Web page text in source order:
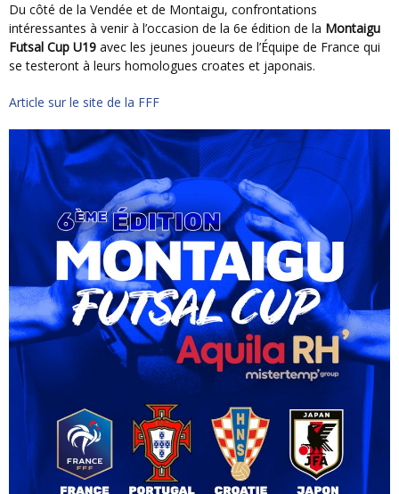
Du côté de la Vendée et de Montaigu, confrontations
intéressantes à venir à l’occasion de la 6e édition de la Montaigu
Futsal Cup U19 avec les jeunes joueurs de l’Équipe de France qui
se testeront à leurs homologues croates et japonais.
Article sur le site de la FFF